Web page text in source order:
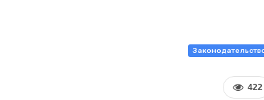
422